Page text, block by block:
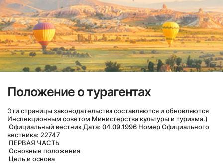
Положение о турагентах
Эти страницы законодательства составляются и обновляются
Инспекционным советом Министерства культуры и туризма.)
вестника: 22747
ПЕРВАЯ ЧАСТЬ
Основные положения
Цель и основа